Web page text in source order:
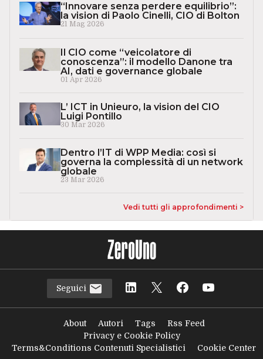
“Innovare senza perdere equilibrio”:
la vision di Paolo Cinelli, CIO di Bolton
21 Mag 2026
Il CIO come “veicolatore di
conoscenza”: il modello Danone tra
AI, dati e governance globale
01 Apr 2026
L’ ICT in Unieuro, la vision del CIO
Luigi Pontillo
30 Mar 2026
Dentro l’IT di WPP Media: così si
governa la complessità di un network
globale
23 Mar 2026
Vedi tutti gli approfondimenti >
Seguici
About Autori Tags
Rss Feed
Privacy e Cookie Policy
Terms&Conditions Contenuti Specialistici
Cookie Center